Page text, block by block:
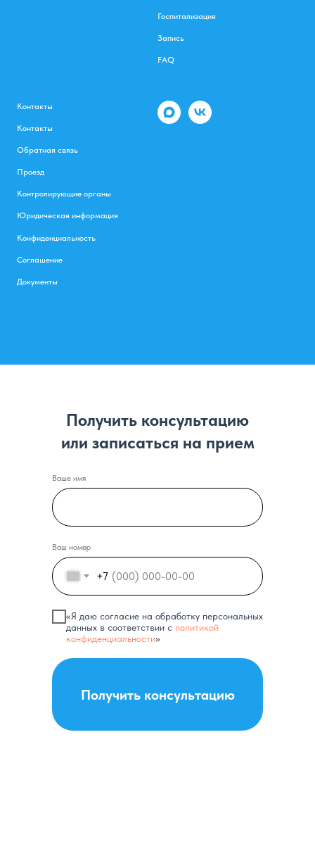
Госпитализация
Запись
FAQ
Контакты
Контакты
Обратная связь
Проезд
Контролирующие органы
Юридическая информация
Конфиденциальность
Соглашение
Документы
Ваше имя
Ваш номер
+7
«Я даю согласие на обработку персональных
данных в соответствии с политикой
конфиденциальности»
Получить консультацию
Получить консультацию
или записаться на прием